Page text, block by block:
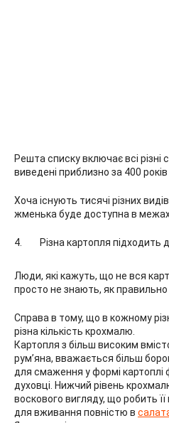
Решта списку включає всі різні
виведені приблизно за 400 років
Хоча існують тисячі різних
жменька буде доступна в межах
Різна картопля підходить
Люди, які кажуть, що не вся
просто не знають, як
Справа в тому, що в кожному
різна кількість крохмалю.
Картопля з більш високим
рум’яна, вважається більш
для смаження у формі картоплі
духовці. Нижчий рівень
воскового вигляду, що робить
для вживання повністю в